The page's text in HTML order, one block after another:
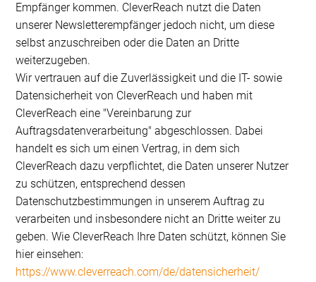
Empfänger kommen. CleverReach nutzt die Daten
unserer Newsletterempfänger jedoch nicht, um diese
selbst anzuschreiben oder die Daten an Dritte
weiterzugeben.
Wir vertrauen auf die Zuverlässigkeit und die IT- sowie
Datensicherheit von CleverReach und haben mit
CleverReach eine "Vereinbarung zur
Auftragsdatenverarbeitung" abgeschlossen. Dabei
handelt es sich um einen Vertrag, in dem sich
CleverReach dazu verpflichtet, die Daten unserer Nutzer
zu schützen, entsprechend dessen
Datenschutzbestimmungen in unserem Auftrag zu
verarbeiten und insbesondere nicht an Dritte weiter zu
geben. Wie CleverReach Ihre Daten schützt, können Sie
hier einsehen:
https://www.cleverreach.com/de/datensicherheit/